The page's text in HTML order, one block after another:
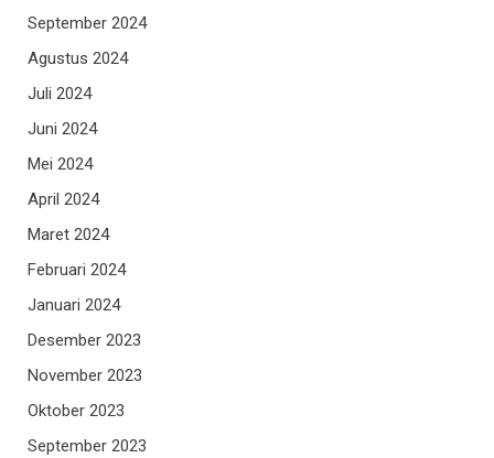
September 2024
Agustus 2024
Juli 2024
Juni 2024
Mei 2024
April 2024
Maret 2024
Februari 2024
Januari 2024
Desember 2023
November 2023
Oktober 2023
September 2023